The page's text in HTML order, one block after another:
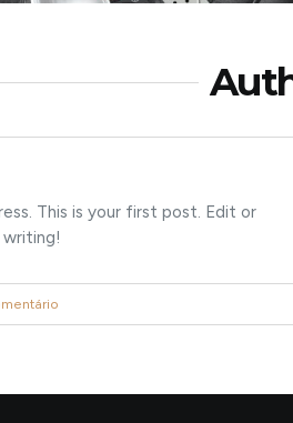
This is your first post. Edit or